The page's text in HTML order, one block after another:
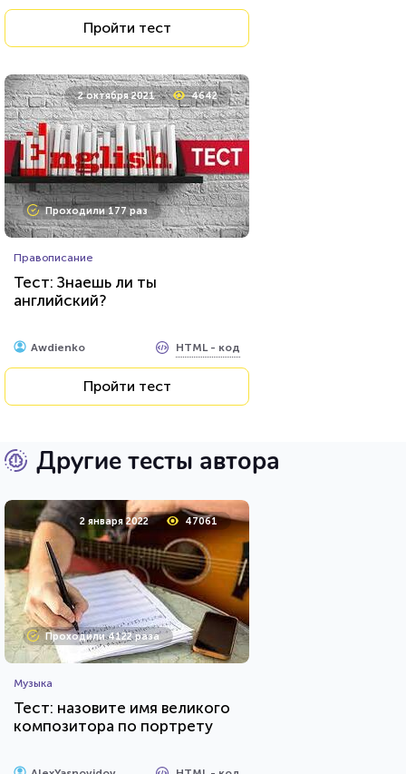
Пройти тест
2 октября 2021 4642
Проходили 177 раз
Правописание
Тест: Знаешь ли ты
английский?
Awdienko HTML - код
Пройти тест
Другие тесты автора
2 января 2022 47061
Проходили 4122 раза
Музыка
Тест: назовите имя великого
композитора по портрету